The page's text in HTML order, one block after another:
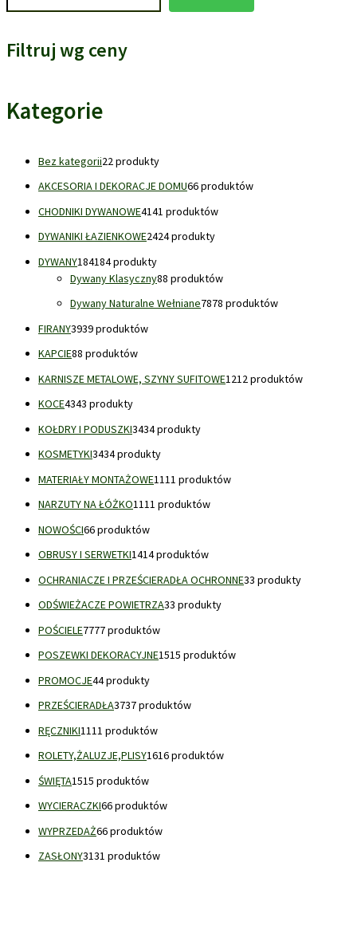
Filtruj wg ceny
Kategorie
Bez kategorii22 produkty
AKCESORIA I DEKORACJE DOMU66 produktów
CHODNIKI DYWANOWE4141 produktów
DYWANIKI ŁAZIENKOWE2424 produkty
DYWANY184184 produkty
Dywany Klasyczny88 produktów
Dywany Naturalne Wełniane7878 produktów
FIRANY3939 produktów
KAPCIE88 produktów
KARNISZE METALOWE, SZYNY SUFITOWE1212 produktów
KOCE4343 produkty
KOŁDRY I PODUSZKI3434 produkty
KOSMETYKI3434 produkty
MATERIAŁY MONTAŻOWE11 11 produktów
NARZUTY NA ŁÓŻKO1111 produktów
NOWOŚCI66 produktów
OBRUSY I SERWETKI1414 produktów
OCHRANIACZE I PRZEŚCIERADŁA OCHRONNE33 produkty
ODŚWIEŻACZE POWIETRZA33 produkty
POŚCIELE7777 produktów
POSZEWKI DEKORACYJNE1515 produktów
PROMOCJE44 produkty
PRZEŚCIERADŁA3737 produktów
RĘCZNIKI11 11 produktów
ROLETY,ŻALUZJE,PLISY1616 produktów
ŚWIĘTA1515 produktów
WYCIERACZKI66 produktów
WYPRZEDAŻ66 produktów
ZASŁONY3131 produktów